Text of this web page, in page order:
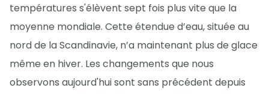
températures s'élèvent sept fois plus vite que la
moyenne mondiale. Cette étendue d’eau, située au
nord de la Scandinavie, n’a maintenant plus de glace
même en hiver. Les changements que nous
observons aujourd'hui sont sans précédent depuis